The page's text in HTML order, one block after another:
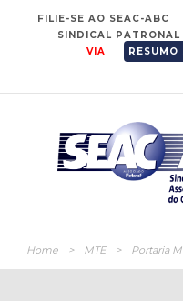
FILIE-SE AO SEAC-ABC
SINDICAL PATRONAL
VIA
Home > MTE > Portaria